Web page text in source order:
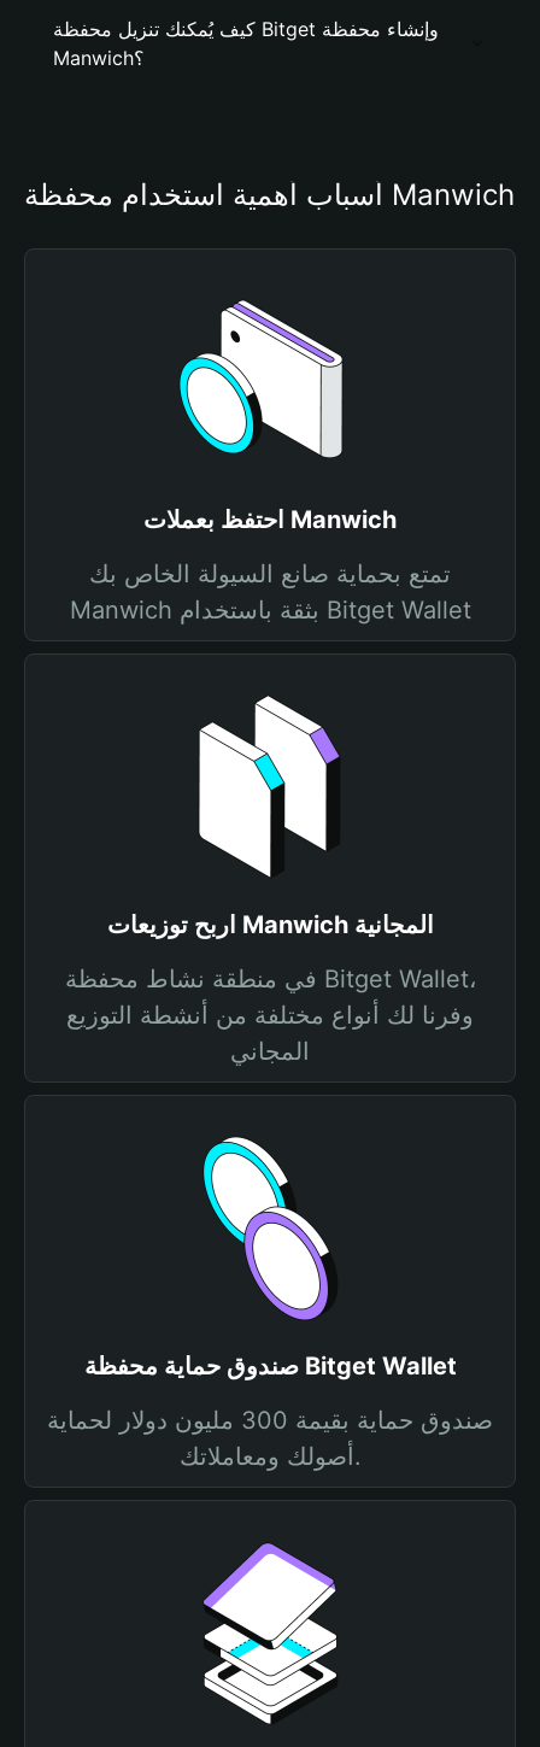
كيف يُمكنك تنزيل محفظة Bitget وإنشاء محفظة
Manwich؟
أسباب أهمية استخدام محفظة Manwich
احتفظ بعملات Manwich
تمتع بحماية صانع السيولة الخاص بك
Manwich بثقة باستخدام Bitget Wallet
اربح توزيعات Manwich المجانية
في منطقة نشاط محفظة Bitget Wallet،
وفرنا لك أنواع مختلفة من أنشطة التوزيع
المجاني
صندوق حماية محفظة Bitget Wallet
صندوق حماية بقيمة 300 مليون دولار لحماية
أصولك ومعاملاتك.